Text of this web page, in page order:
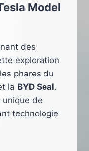
Model
des
exploration
phares du
la BYD Seal.
unique de
technologie